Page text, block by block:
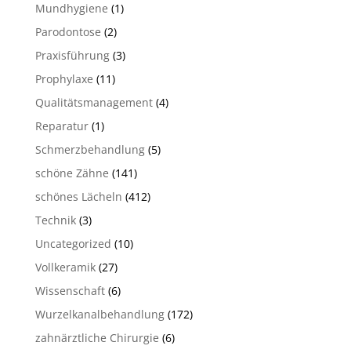
Mundhygiene (1)
Parodontose (2)
Praxisführung(3)
Prophylaxe (11)
Qualitätsmanagement(4)
Reparatur(1)
Schmerzbehandlung(5)
schöne Zähne (141)
schönes Lächeln (412)
Technik(3)
Uncategorized (10)
Vollkeramik(27)
Wissenschaft(6)
Wurzelkanalbehandlung(172)
zahnärztliche Chirurgie (6)